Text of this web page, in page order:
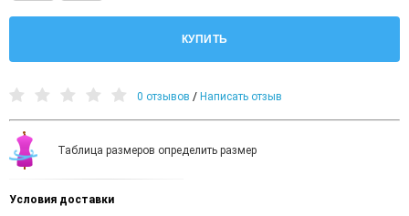
КУПИТЬ
0 отзывов / Написать отзыв
Таблица размеров определить размер
Условия доставки